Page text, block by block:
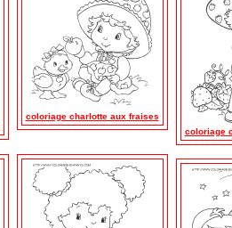
coloriage charlotte aux fraises
coloriage